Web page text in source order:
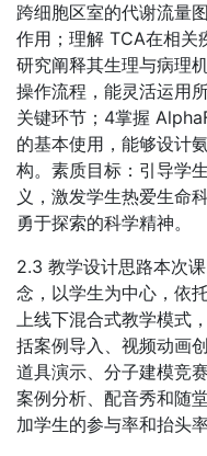
跨细胞区室的代谢流量
作用；理解 TCA在相关
研究阐释其生理与病理
操作流程，能灵活运用
关键环节；4掌握
的基本使用，能够设计
构。素质目标：引导学
义，激发学生热爱生命
勇于探索的科学精神。
2.3 教学设计思路本次
念，以学生为中心，依
上线下混合式教学模式
括案例导入、视频动画
道具演示、分子建模竞
案例分析、配音秀和随
加学生的参与率和抬头